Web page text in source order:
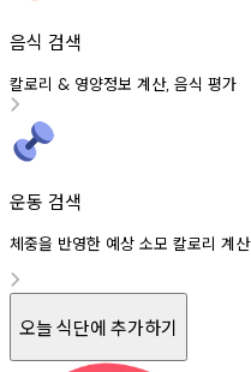
음식 검색
칼로리 & 영양정보 계산, 음식 평가
운동 검색
체중을 반영한 예상 소모 칼로리 계산
오늘 식단에 추가하기